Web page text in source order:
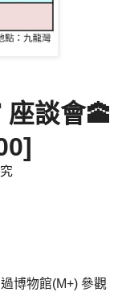
談會🕋
博物館(M+) 參觀